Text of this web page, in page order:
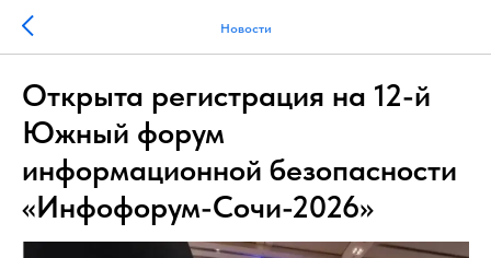
Новости
Открыта регистрация на 12-й
Южный форум
информационной безопасности
«Инфофорум-Сочи-2026»